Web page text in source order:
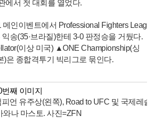
에서 첫 대회를 열었다.
메인이벤트에서 Professional Fighters Leag
송(35·브라질)한테 3-0 판정승을 거뒀다.
이상 미국) ▲ONE Championship(싱
은 종합격투기 빅리그로 묶인다.
언 유주상(왼쪽), Road to UFC 및 국제레
나 마스토. 사진=ZFN